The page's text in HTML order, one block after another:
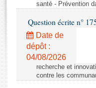
Rapports d'information
Rapports d'enquête
Rapports législatifs
Baromètre de
Anciennes
Liens vers les sites
santé - Prévention
Question écrite n°
Date de
dépôt :
04/08/2026
recherche et
contre les